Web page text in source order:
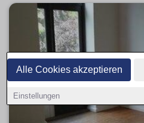
Alle Cookies akzeptieren
Einstellungen